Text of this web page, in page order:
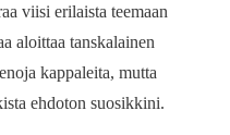
viisi erilaista teemaan
aloittaa tanskalainen
kappaleita, mutta
ehdoton suosikkini.